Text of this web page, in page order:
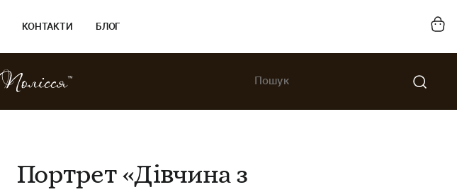
КОНТАКТИ БЛОГ
Портрет «Дівчина з